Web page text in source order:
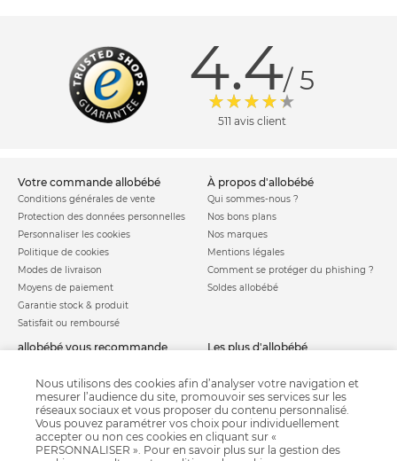
4.4/ 5
511 avis client
votre commande allobébé
Conditions générales de vente
Protection des données personnelles
Personnaliser les cookies
Politique de cookies
Modes de livraison
Moyens de paiement
Garantie stock & produit
Satisfait ou remboursé
à propos d'allobébé
Qui sommes-nous ?
Nos bons plans
Nos marques
Mentions légales
Comment se protéger du phishing ?
Soldes allobébé
allobébé vous recommande
Nos labels
Nos licences
Besoin d'aide ?
FAQ
les plus d'allobébé
Infos conseils
Jeux concours
Valise de maternité
Parrainage
Nous utilisons des cookies afin d’analyser votre navigation et
mesurer l’audience du site, promouvoir ses services sur les
réseaux sociaux et vous proposer du contenu personnalisé.
Vous pouvez paramétrer vos choix pour individuellement
accepter ou non ces cookies en cliquant sur «
PERSONNALISER ». Pour en savoir plus sur la gestion des